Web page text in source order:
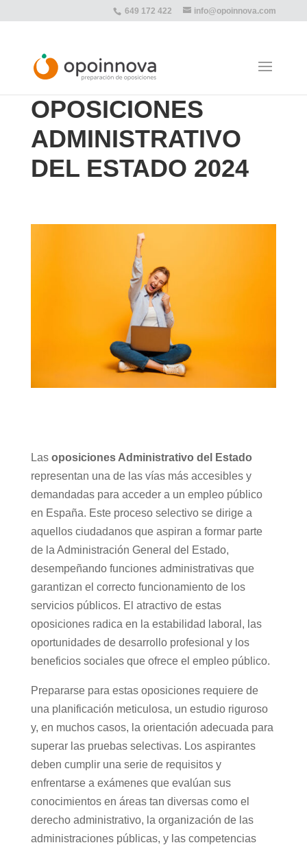
649 172 422 info@opoinnova.com
OPOSICIONES
ADMINISTRATIVO
DEL ESTADO 2024
Las oposiciones Administrativo del Estado
representan una de las vías más accesibles y
demandadas para acceder a un empleo público
en España. Este proceso selectivo se dirige a
aquellos ciudadanos que aspiran a formar parte
de la Administración General del Estado,
desempeñando funciones administrativas que
garantizan el correcto funcionamiento de los
servicios públicos. El atractivo de estas
oposiciones radica en la estabilidad laboral, las
oportunidades de desarrollo profesional y los
beneficios sociales que ofrece el empleo público.
Prepararse para estas oposiciones requiere de
una planificación meticulosa, un estudio riguroso
y, en muchos casos, la orientación adecuada para
superar las pruebas selectivas. Los aspirantes
deben cumplir una serie de requisitos y
enfrentarse a exámenes que evalúan sus
conocimientos en áreas tan diversas como el
derecho administrativo, la organización de las
administraciones públicas, y las competencias